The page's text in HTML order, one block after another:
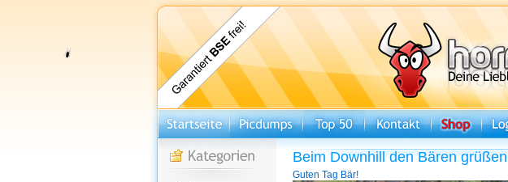
Beim Downhill den Bären grüßen
Guten Tag Bär!